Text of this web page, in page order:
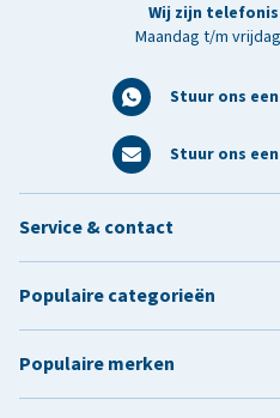
Wij zijn
Maandag t/m
Stuur ons
Stuur ons
Service & contact
Populaire categorieën
Populaire merken